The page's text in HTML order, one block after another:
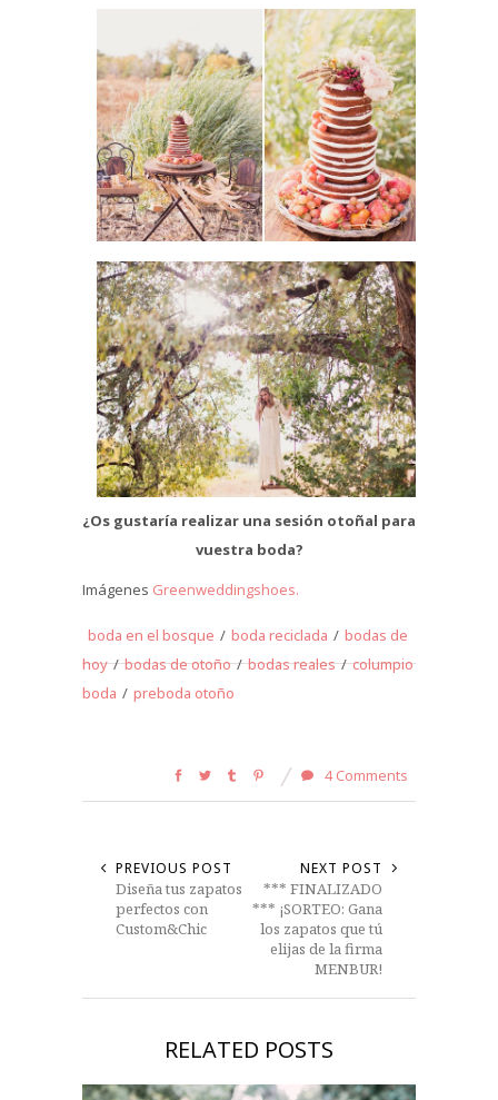
¿Os gustaría realizar una sesión otoñal para
vuestra boda?
Imágenes Greenweddingshoes.
boda en el bosque / boda reciclada / bodas de
hoy / bodas de otoño / bodas reales / columpio
boda / preboda otoño
4 Comments
PREVIOUS POST
Diseña tus zapatos
perfectos con
Custom&Chic
NEXT POST
*** FINALIZADO
*** ¡SORTEO: Gana
los zapatos que tú
elijas de la firma
MENBUR!
RELATED POSTS